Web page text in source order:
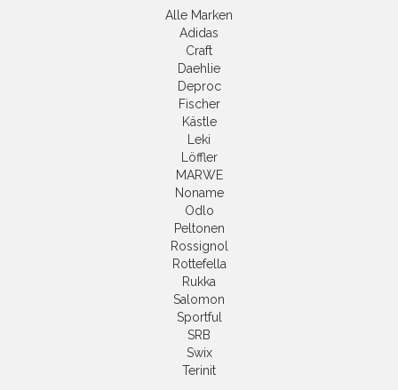
Alle Marken
Adidas
Craft
Daehlie
Deproc
Fischer
Kästle
Leki
Löffler
MARWE
Noname
Odlo
Peltonen
Rossignol
Rottefella
Rukka
Salomon
Sportful
SRB
Swix
Terinit